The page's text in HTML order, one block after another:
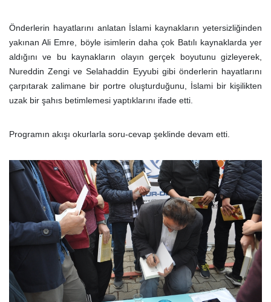
Önderlerin hayatlarını anlatan İslami kaynakların yetersizliğinden
yakınan Ali Emre, böyle isimlerin daha çok Batılı kaynaklarda yer
aldığını ve bu kaynakların olayın gerçek boyutunu gizleyerek,
Nureddin Zengi ve Selahaddin Eyyubi gibi önderlerin hayatlarını
çarpıtarak zalimane bir portre oluşturduğunu, İslami bir kişilikten
uzak bir şahıs betimlemesi yaptıklarını ifade etti.
Programın akışı okurlarla soru-cevap şeklinde devam etti.